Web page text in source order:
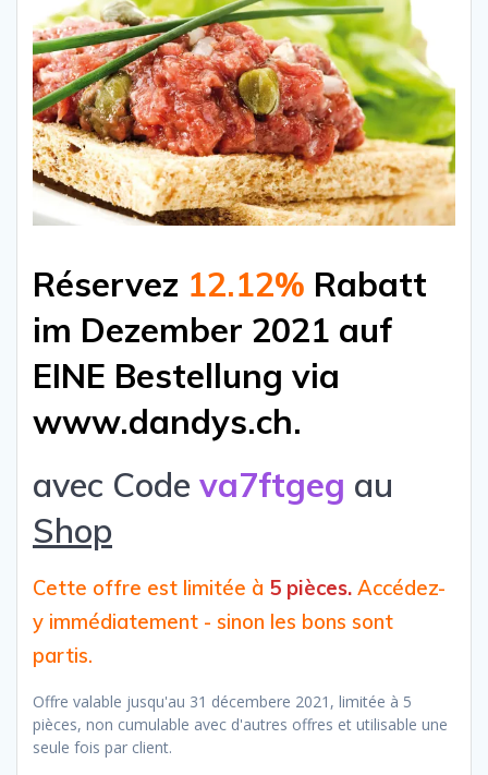
Réservez 12.12% Rabatt
im Dezember 2021 auf
EINE Bestellung via
www.dandys.ch.
avec Code va7ftgeg au
Shop
Cette offre est limitée à 5 pièces. Accédez-
y immédiatement - sinon les bons sont
partis.
Offre valable jusqu'au 31 décembere 2021, limitée à 5
pièces, non cumulable avec d'autres offres et utilisable une
seule fois par client.